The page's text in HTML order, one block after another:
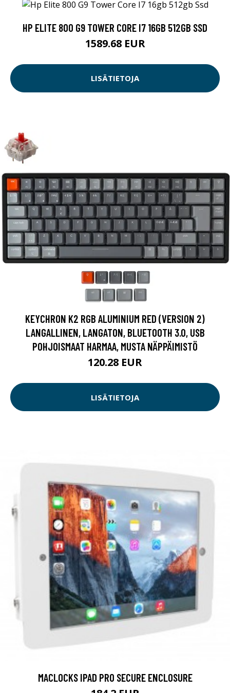
HP ELITE 800 G9 TOWER CORE I7 16GB 512GB SSD
1589.68 EUR
LISÄTIETOJA
KEYCHRON K2 RGB ALUMINIUM RED (VERSION 2)
LANGALLINEN, LANGATON, BLUETOOTH 3.0, USB
POHJOISMAAT HARMAA, MUSTA NÄPPÄIMISTÖ
120.28 EUR
LISÄTIETOJA
MACLOCKS IPAD PRO SECURE ENCLOSURE